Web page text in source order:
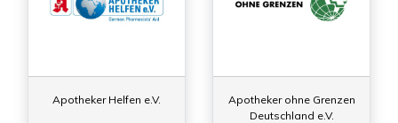
Apotheker Helfen e.V.
Apotheker ohne Grenzen
Deutschland e.V.